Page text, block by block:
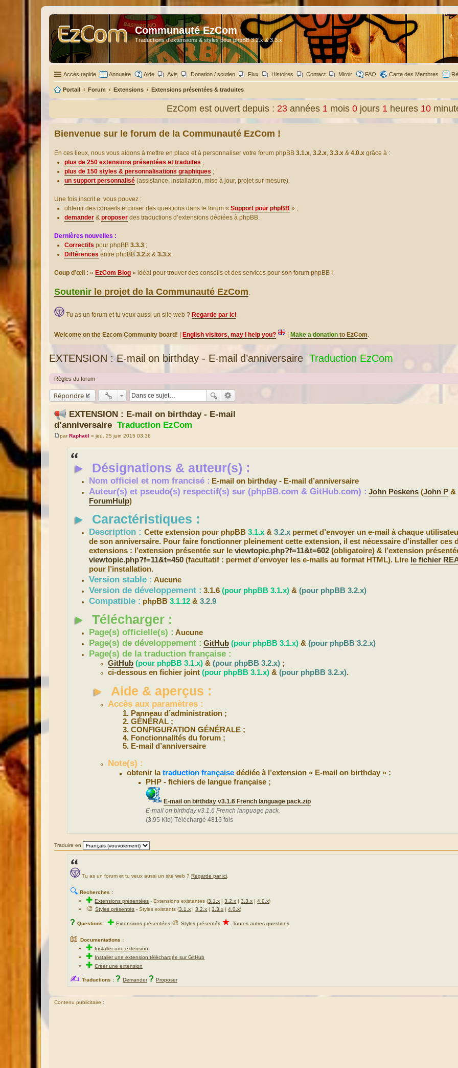
Communauté EzCom
Traductions d'extensions & styles pour phpBB 3.2.x & 3.3.x
Accès rapide Annuaire Aide Avis Donation / soutien Flux Histoires Contact Miroir FAQ Carte des Membres
Portail Forum Extensions Extensions présentées & traduites
EzCom est ouvert depuis : 23 années 1 mois 0 jours 1 heures 10
Bienvenue sur le forum de la Communauté EzCom !
En ces lieux, nous vous aidons à mettre en place et à personnaliser votre forum phpBB 3.1.x, 3.2.x, 3.3.x & 4.0.x grâce à :
plus de 250 extensions présentées et traduites ;
plus de 150 styles & personnalisations graphiques ;
un support personnalisé (assistance, installation, mise à jour, projet sur mesure).
Une fois inscrit.e, vous pouvez :
obtenir des conseils et poser des questions dans le forum « Support pour phpBB » ;
demander & proposer des traductions d’extensions dédiées à phpBB.
Dernières nouvelles :
Correctifs pour phpBB 3.3.3 ;
Différences entre phpBB 3.2.x & 3.3.x.
Coup d’œil : « EzCom Blog » idéal pour trouver des conseils et des services pour son forum phpBB !
Soutenir le projet de la Communauté EzCom.
Tu as un forum et tu veux aussi un site web ? Regarde par ici.
Welcome on the Ezcom Community board! English visitors, may I help you? Make a donation to EzCom.
EXTENSION : E-mail on birthday - E-mail d’anniversaire Traduction EzCom
Règles du forum
Répondre
EXTENSION : E-mail on birthday - E-mail
d’anniversaire Traduction EzCom
M
parRaphaël » jeu. 25 juin 2015 03:36
► Désignations & auteur(s) :
Nom officiel et nom francisé : E-mail on birthday - E-mail d’anniversaire
Auteur(s) et pseudo(s) respectif(s) sur (phpBB.com & GitHub.com) : John Peskens (John P &
ForumHulp)
► Caractéristiques :
Description :Cette extension pour phpBB3.1.x &3.2.x permet d’envoyer un e-mail à chaque
de son anniversaire. Pour faire fonctionner pleinement cette extension, il est nécessaire d'installer ces
extensions : l’extension présentée sur leviewtopic.php?f=11&t=602 (obligatoire) & l’extension
viewtopic.php?f=11&t=450 (facultatif : permet d’envoyer les e-mails au format HTML). Lire le fichier
pour l’installation.
Version stable : Aucune
Version de développement : 3.1.6(pour phpBB 3.1.x) &(pour phpBB 3.2.x)
Compatible : phpBB3.1.12 &3.2.9
► Télécharger :
Page(s) officielle(s) : Aucune
Page(s) de développement : GitHub (pour phpBB 3.1.x) &(pour phpBB 3.2.x)
Page(s) de la traduction française :
GitHub (pour phpBB 3.1.x) &(pour phpBB 3.2.x) ;
ci-dessous en fichier joint(pour phpBB 3.1.x) &(pour phpBB 3.2.x).
► Aide & aperçus :
Accès aux paramètres :
Panneau d’administration ;
GÉNÉRAL ;
CONFIGURATION GÉNÉRALE ;
Fonctionnalités du forum ;
E-mail d’anniversaire
Note(s) :
obtenir latraduction française dédiée à l’extension « E-mail on birthday » :
PHP - fichiers de langue française ;
E-mail on birthday v3.1.6 French language pack.zip
E-mail on birthday v3.1.6 French language pack.
(3.95 Kio) Téléchargé 4816 fois
Traduire en
Tu as un forum et tu veux aussi un site web ? Regarde par ici.
🔍 Recherches :
✚Extensions présentées - Extensions existantes (3.1.x |3.2.x |3.3.x |4.0.x)
🎨Styles présentés - Styles existants (3.1.x |3.2.x |3.3.x |4.0.x)
? Questions : ✚ Extensions présentées 🎨 Styles présentés ★ Toutes autres questions
📖 Documentations :
✚ Installer une extension
✚ Installer une extension téléchargée sur GitHub
✚Créer une extension
✍ Traductions : ? Demander ? Proposer
Contenu publicitaire :